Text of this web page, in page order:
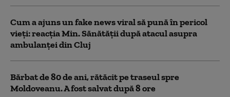
Cum a ajuns un fake news viral să pună în pericol
vieți: reacția Min. Sănătății după atacul asupra
ambulanței din Cluj
Bărbat de 80 de ani, rătăcit pe traseul spre
Moldoveanu. A fost salvat după 8 ore